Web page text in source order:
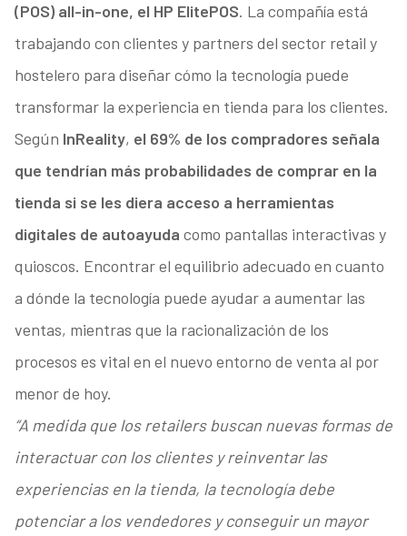
(POS) all-in-one, el HP ElitePOS. La compañía está
trabajando con clientes y partners del sector retail y
hostelero para diseñar cómo la tecnología puede
transformar la experiencia en tienda para los clientes.
Según InReality, el 69% de los compradores señala
que tendrían más probabilidades de comprar en la
tienda si se les diera acceso a herramientas
digitales de autoayuda como pantallas interactivas y
quioscos. Encontrar el equilibrio adecuado en cuanto
a dónde la tecnología puede ayudar a aumentar las
ventas, mientras que la racionalización de los
procesos es vital en el nuevo entorno de venta al por
menor de hoy.
“A medida que los retailers buscan nuevas formas de
interactuar con los clientes y reinventar las
experiencias en la tienda, la tecnología debe
potenciar a los vendedores y conseguir un mayor